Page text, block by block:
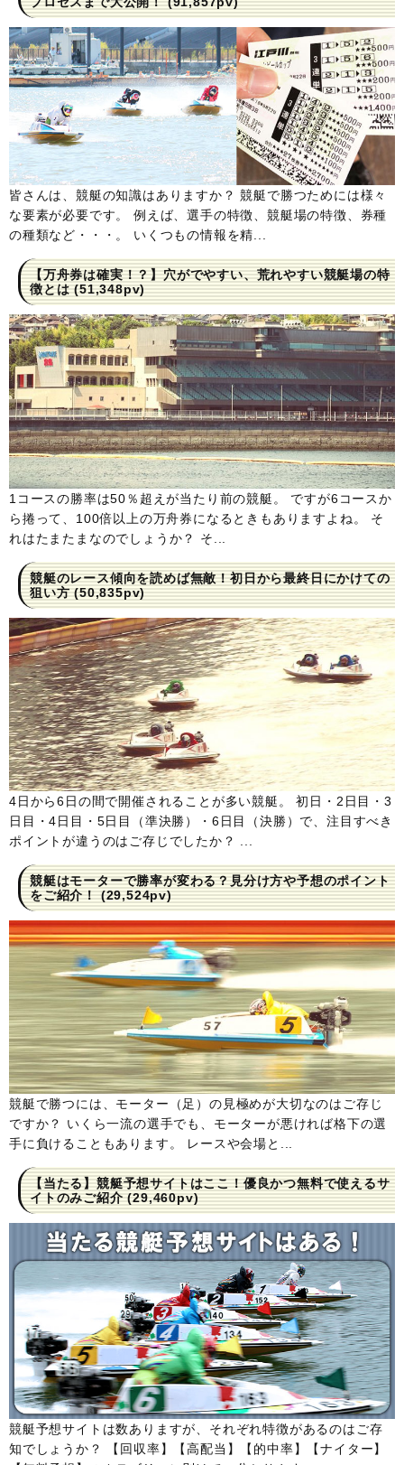
皆さんは、競艇の知識はありますか？ 競艇で勝つためには様々
な要素が必要です。 例えば、選手の特徴、競艇場の特徴、券種
の種類など・・・。 いくつもの情報を精...
【万舟券は確実！？】穴がでやすい、荒れやすい競艇場の特
徴とは(51,348pv)
1コースの勝率は50％超えが当たり前の競艇。 ですが6コースか
ら捲って、100倍以上の万舟券になるときもありますよね。 そ
れはたまたまなのでしょうか？ そ...
競艇のレース傾向を読めば無敵！初日から最終日にかけての
狙い方(50,835pv)
4日から6日の間で開催されることが多い競艇。 初日・2日目・3
日目・4日目・5日目（準決勝）・6日目（決勝）で、注目すべき
ポイントが違うのはご存じでしたか？ ...
競艇はモーターで勝率が変わる？見分け方や予想のポイント
をご紹介！(29,524pv)
競艇で勝つには、モーター（足）の見極めが大切なのはご存じ
ですか？ いくら一流の選手でも、モーターが悪ければ格下の選
手に負けることもあります。 レースや会場と...
【当たる】競艇予想サイトはここ！優良かつ無料で使えるサ
イトのみご紹介(29,460pv)
競艇予想サイトは数ありますが、それぞれ特徴があるのはご存
知でしょうか？ 【回収率】【高配当】【的中率】【ナイター】